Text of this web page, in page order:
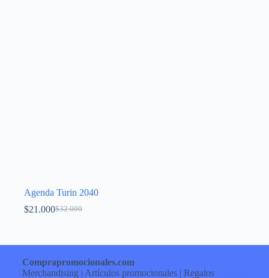
Agenda Turin 2040
$32.000
$21.000
Comprapromocionales.com
Merchandising | Artículos promocionales | Regalos